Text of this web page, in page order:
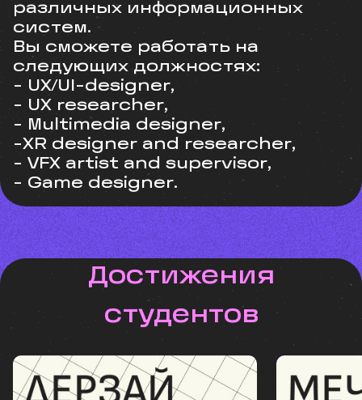
различных информационных
систем.
Вы сможете работать на
следующих должностях:
- UX/UI-designer,
- UX researcher,
- Multimedia designer,
-XR designer and researcher,
- VFX artist and supervisor,
- Game designer.
Достижения
студентов